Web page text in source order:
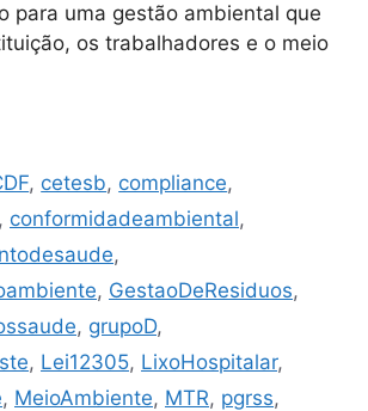
para uma gestão ambiental que
os trabalhadores e o meio
, cetesb, compliance,
, conformidadeambiental,
,
, GestaoDeResiduos,
, grupoD,
, Lei12305, LixoHospitalar,
, MeioAmbiente, MTR, pgrss,